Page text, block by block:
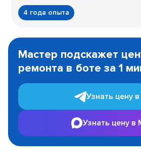
4 года опыта
1
Мастер подскажет
ремонта в боте за 1
Узнать цену в
Узнать цену в